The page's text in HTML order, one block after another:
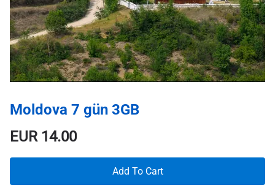
Moldova 7 gün 3GB
EUR14.00
Add To Cart